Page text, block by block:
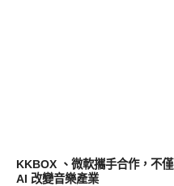
KKBOX 、微軟攜手合作，不
AI 改變音樂產業